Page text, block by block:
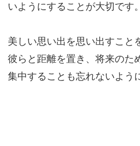
いようにすることが大切です。
美しい思い出を思い出すこと
彼らと距離を置き、将来のた
集中することも忘れないよう